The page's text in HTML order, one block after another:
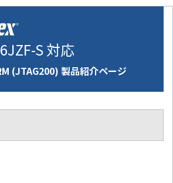
S 対応
(JTAG200) 製品紹介ページ